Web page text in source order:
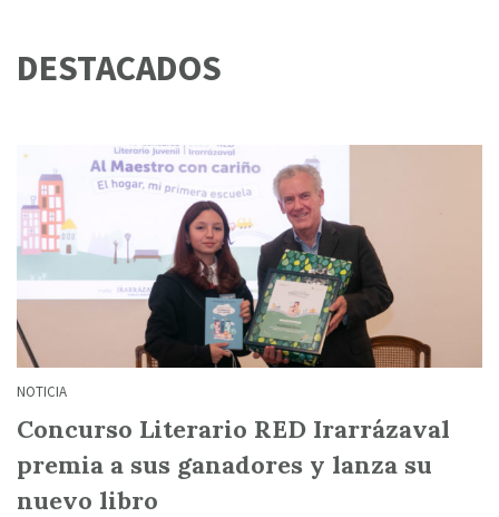
DESTACADOS
NOTICIA
Concurso Literario RED Irarrázaval
premia a sus ganadores y lanza su
nuevo libro